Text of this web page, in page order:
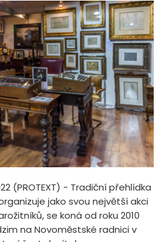
(PROTEXT) - Tradiční přehlídka
jako svou největší akci
se koná od roku 2010
na Novoměstské radnici v